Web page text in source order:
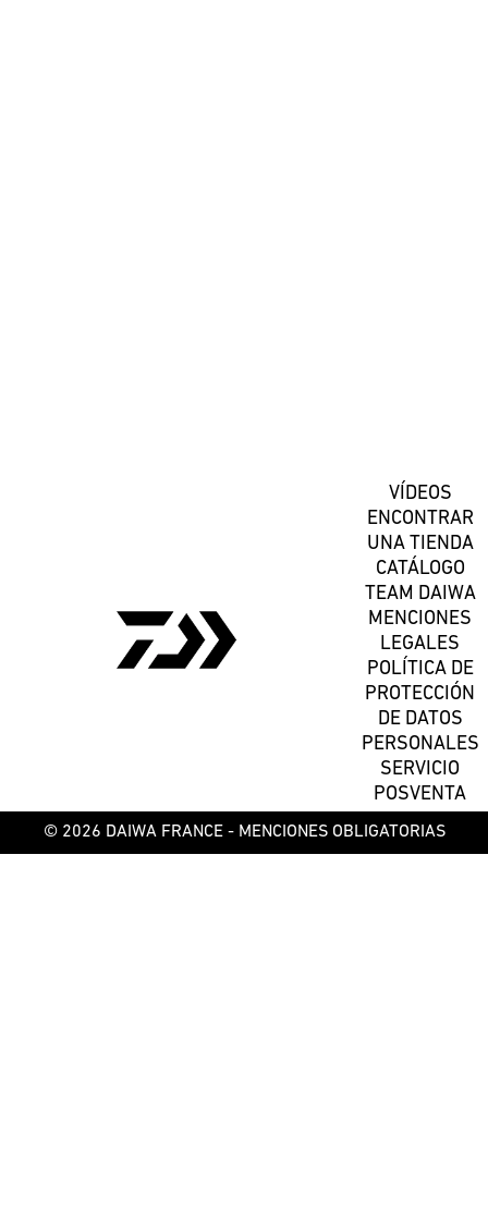
VÍDEOS
ENCONTRAR
UNA TIENDA
CATÁLOGO
TEAM DAIWA
MENCIONES
LEGALES
POLÍTICA DE
PROTECCIÓN
DE DATOS
PERSONALES
SERVICIO
POSVENTA
© 2026 DAIWA FRANCE - MENCIONES OBLIGATORIAS